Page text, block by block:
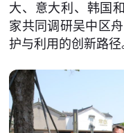
大、意大利、韩国
家共同调研吴中区
护与利用的创新路径